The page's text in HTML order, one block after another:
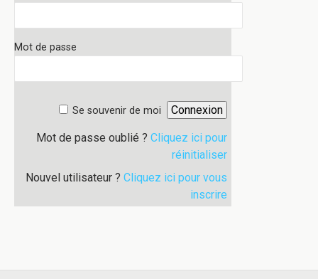
Mot de passe
Se souvenir de moi
Mot de passe oublié ? Cliquez ici pour
réinitialiser
Nouvel utilisateur ? Cliquez ici pour vous
inscrire